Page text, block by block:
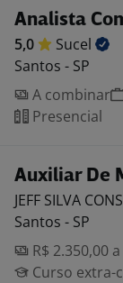
Analista
5,0
Sucel
Santos - SP
A combinar
Presencial
Auxiliar De
JEFF SILVA
Santos - SP
R$ 2.350,00
Curso